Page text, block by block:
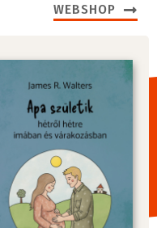
WEBSHOP